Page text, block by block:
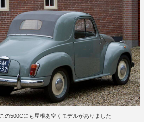
この500Cにも屋根あ空くモデルがありました